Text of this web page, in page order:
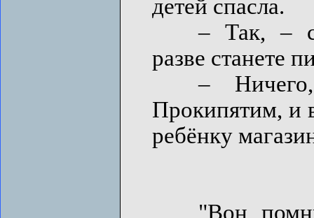
детей спасла.
– Так, –
разве станете
– Ничего,
Прокипятим, и
ребёнку
"Вон, помню,